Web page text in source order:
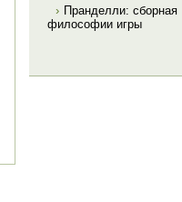
› Пранделли: сборная
философии игры